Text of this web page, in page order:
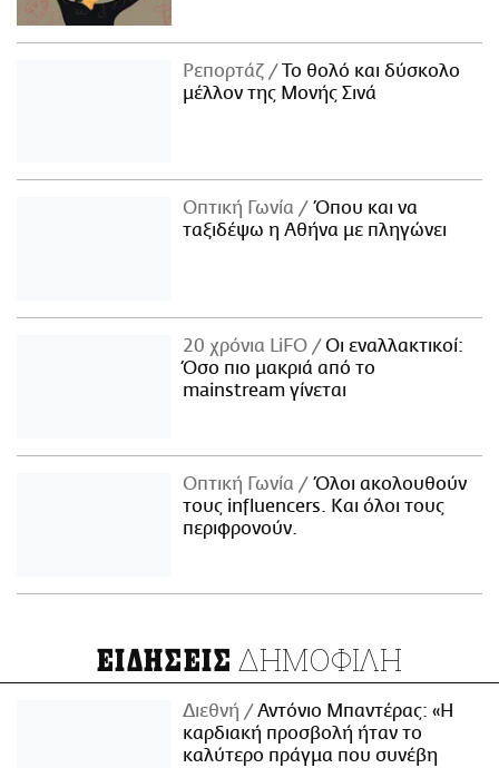
Ρεπορτάζ
Το θολό και δύσκολο
μέλλον της Μονής Σινά
Οπτική Γωνία
Όπου και να
ταξιδέψω η Αθήνα με πληγώνει
20 χρόνια LiFO
Οι εναλλακτικοί:
Όσο πιο μακριά από το
mainstream γίνεται
Οπτική Γωνία
Όλοι ακολουθούν
τους influencers. Και όλοι τους
περιφρονούν.
ΕΙΔΗΣΕΙΣ ΔΗΜΟΦΙΛΗ
Διεθνή
Αντόνιο Μπαντέρας: «Η
καρδιακή προσβολή ήταν το
καλύτερο πράγμα που συνέβη